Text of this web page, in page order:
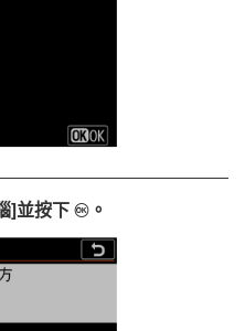
]並按下 J 。